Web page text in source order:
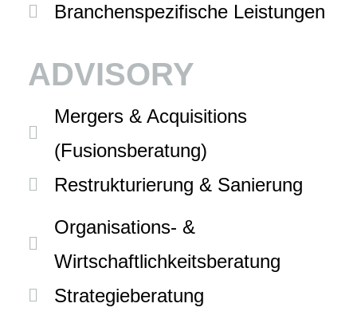
Branchenspezifische Leistungen
ADVISORY
Mergers & Acquisitions
(Fusionsberatung)
Restrukturierung & Sanierung
Organisations- &
Wirtschaftlichkeitsberatung
Strategieberatung